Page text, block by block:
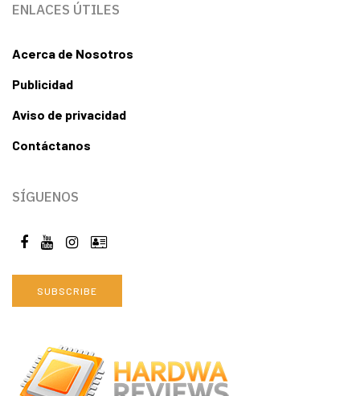
ENLACES ÚTILES
Acerca de Nosotros
Publicidad
Aviso de privacidad
Contáctanos
SÍGUENOS
SUBSCRIBE